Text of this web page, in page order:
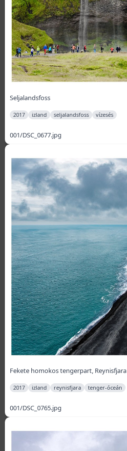
Seljalandsfoss
2017 izland seljalandsfoss vízesés
001/DSC_0677.jpg
Fekete homokos tengerpart, Reynisfjara
2017 izland reynisfjara tenger-óceán
001/DSC_0765.jpg